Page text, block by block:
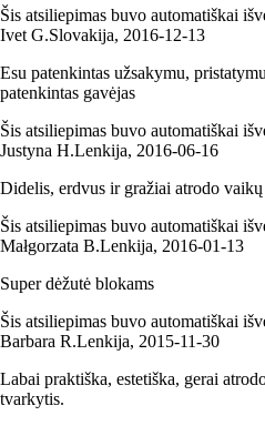
Šis atsiliepimas buvo automatiškai
Ivet G.Slovakija, 2016‑12‑13
Esu patenkintas užsakymu,
patenkintas gavėjas
Šis atsiliepimas buvo automatiškai
Justyna H.Lenkija, 2016‑06‑16
Didelis, erdvus ir gražiai atrodo
Šis atsiliepimas buvo automatiškai
Małgorzata B.Lenkija, 2016‑01‑13
Super dėžutė blokams
Šis atsiliepimas buvo automatiškai
Barbara R.Lenkija, 2015‑11‑30
Labai praktiška, estetiška, gerai
tvarkytis.